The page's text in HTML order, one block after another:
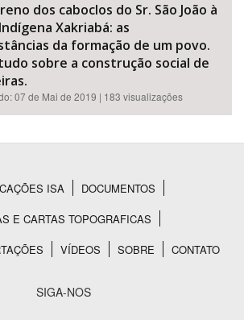
dos caboclos do Sr. São João à
Xakriabá: as
da formação de um povo.
sobre a construção social de
07 de Mai de 2019 | 183 visualizações
ISA
DOCUMENTOS
E CARTAS TOPOGRAFICAS
VÍDEOS SOBRE CONTATO
SIGA-NOS